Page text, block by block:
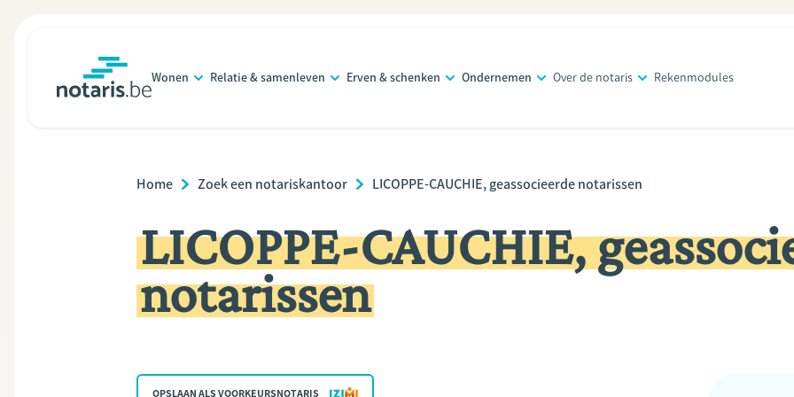
Wonen Relatie & samenleven Erven & schenken Ondernemen Over de notaris Rekenmodules
Breadcrumb
Home Zoek een notariskantoor LICOPPE-CAUCHIE, geassocieerde notarissen
LICOPPE-CAUCHIE,
notarissen
OPSLAAN ALS VOORKEURSNOTARIS